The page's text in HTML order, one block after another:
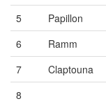
5
Papillon
6
Ramm
7
Claptouna
8